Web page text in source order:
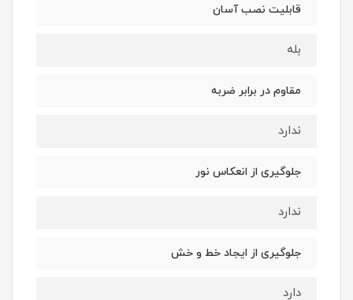
قابلیت نصب آسان
بله
مقاوم در برابر ضربه
ندارد
جلوگیری از انعکاس نور
ندارد
جلوگیری از ایجاد خط و خش
دارد